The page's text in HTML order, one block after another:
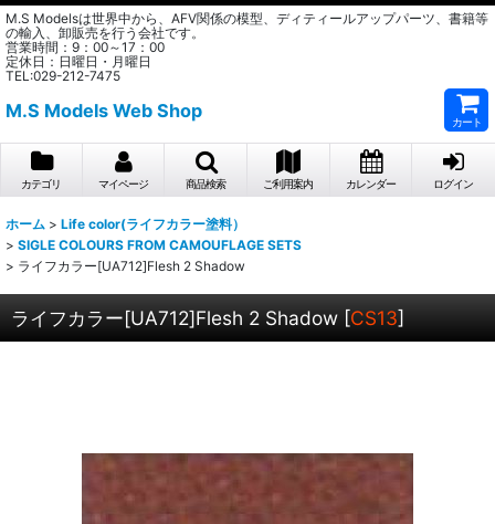
M.S Modelsは世界中から、AFV関係の模型、ディティールアップパーツ、書籍等
の輸入、卸販売を行う会社です。
営業時間：9：00～17：00
定休日：日曜日・月曜日
TEL:029-212-7475
M.S Models Web Shop
カート
カテゴリ マイページ 商品検索 ご利用案内 カレンダー ログイン
ホーム > Life color(ライフカラー塗料）
> SIGLE COLOURS FROM CAMOUFLAGE SETS
> ライフカラー[UA712]Flesh 2 Shadow
ライフカラー[UA712]Flesh 2 Shadow [CS13]